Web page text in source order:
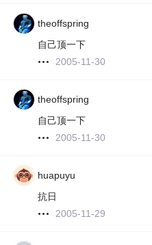
theoffspring
自己顶一下
2005-11-30
theoffspring
自己顶一下
2005-11-30
huapuyu
抗日
2005-11-29